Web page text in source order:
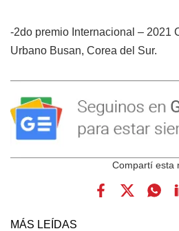
-2do premio Internacional – 2021
Urbano Busan, Corea del Sur.
MÁS LEÍDAS